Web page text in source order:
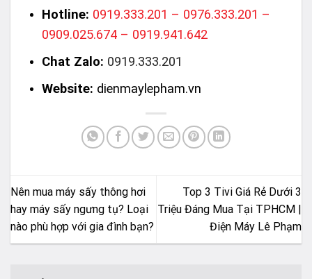
Hotline: 0919.333.201 – 0976.333.201 –
0909.025.674 – 0919.941.642
Chat Zalo: 0919.333.201
Website: dienmaylepham.vn
Nên mua máy sấy thông hơi
hay máy sấy ngưng tụ? Loại
nào phù hợp với gia đình bạn?
Top 3 Tivi Giá Rẻ Dưới 3
Triệu Đáng Mua Tại TPHCM |
Điện Máy Lê Phạm